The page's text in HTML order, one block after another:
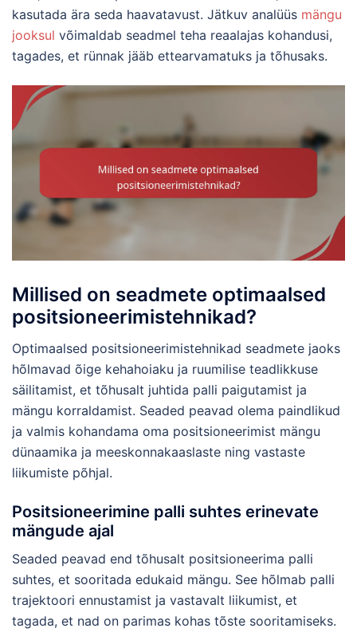
kasutada ära seda haavatavust. Jätkuv analüüs mängu
jooksul võimaldab seadmel teha reaalajas kohandusi,
tagades, et rünnak jääb ettearvamatuks ja tõhusaks.
Millised on seadmete optimaalsed
positsioneerimistehnikad?
Optimaalsed positsioneerimistehnikad seadmete jaoks
hõlmavad õige kehahoiaku ja ruumilise teadlikkuse
säilitamist, et tõhusalt juhtida palli paigutamist ja
mängu korraldamist. Seaded peavad olema paindlikud
ja valmis kohandama oma positsioneerimist mängu
dünaamika ja meeskonnakaaslaste ning vastaste
liikumiste põhjal.
Positsioneerimine palli suhtes erinevate
mängude ajal
Seaded peavad end tõhusalt positsioneerima palli
suhtes, et sooritada edukaid mängu. See hõlmab palli
trajektoori ennustamist ja vastavalt liikumist, et
tagada, et nad on parimas kohas tõste sooritamiseks.